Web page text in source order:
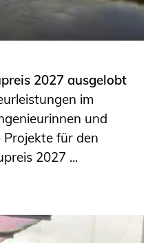
2027 ausgelobt
im
und
für den
2027 ...